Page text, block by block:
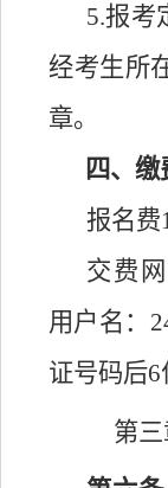
5.报考
经考生所
章。
四、缴
报名费
交费
用户名：
证号码后6
第